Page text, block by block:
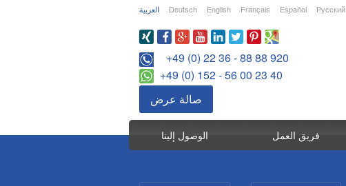
Deutsch English Français Español Русский العربية
+49 (0) 22 36 - 88 88 920
+49 (0) 152 - 56 00 23 40
صالة عرض
فريق العمل الوصول إلينا